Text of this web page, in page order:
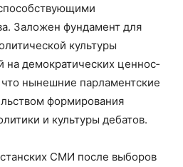
Заложен фундамент для
культуры
на демократических ценнос­
нынешние парламентские
формирования
и культуры дебатов.
СМИ после выборов